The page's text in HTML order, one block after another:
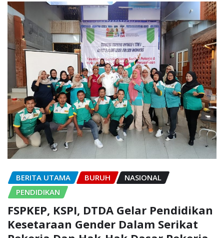
BERITA UTAMA BURUH
NASIONAL
PENDIDIKAN
FSPKEP, KSPI, DTDA Gelar Pendidikan
Kesetaraan Gender Dalam Serikat